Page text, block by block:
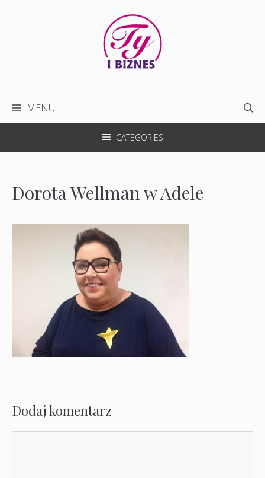
MENU
CATEGORIES
Dorota Wellman w Adele
Dodaj komentarz